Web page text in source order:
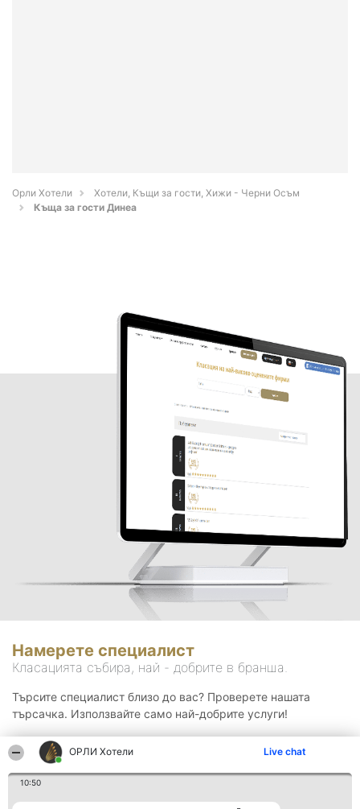
ОРЛИ Хотели Live chat
10:50
Орли Хотели
Хотели, Къщи за гости, Хижи - Черни Осъм
Къща за гости Динеа
Намерете специалист
Класацията събира, най - добрите в бранша.
Търсите специалист близо до вас? Проверете нашата
търсачка. Използвайте само най-добрите услуги!